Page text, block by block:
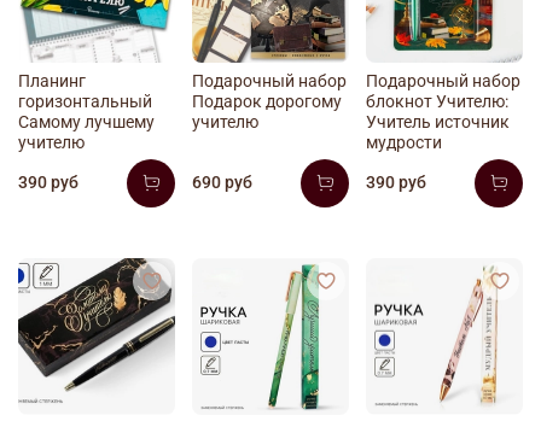
Планинг
горизонтальный
Самому лучшему
учителю
390 руб
Подарочный набор
Подарок дорогому
учителю
690 руб
Подарочный набор
блокнот Учителю:
Учитель источник
мудрости
390 руб